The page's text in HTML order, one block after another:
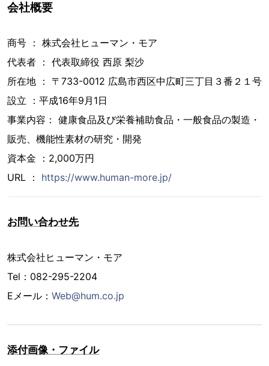
会社概要
商号 ： 株式会社ヒューマン・モア
代表者 ： 代表取締役 西原 梨沙
所在地 ： 〒733-0012 広島市西区中広町三丁目３番２１号
設立 ：平成16年9月1日
事業内容： 健康食品及び栄養補助食品・一般食品の製造・
販売、機能性素材の研究・開発
資本金 ：2,000万円
URL ： https://www.human-more.jp/
お問い合わせ先
株式会社ヒューマン・モア
Tel：082-295-2204
Eメール： Web@hum.co.jp
添付画像・ファイル